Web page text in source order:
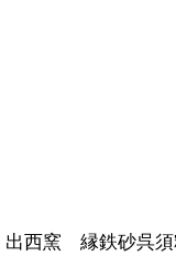
出西窯 縁鉄砂呉須